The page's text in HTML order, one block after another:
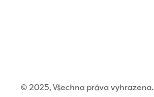
© 2025, Všechna práva vyhrazena.